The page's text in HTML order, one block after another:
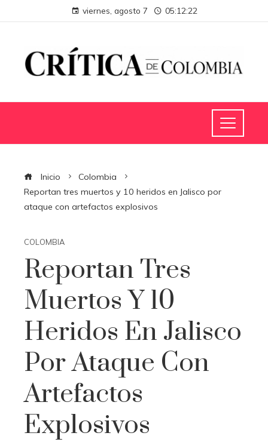
viernes, agosto 7 05:12:23
Inicio
Colombia
Reportan tres muertos y 10 heridos en Jalisco por
ataque con artefactos explosivos
COLOMBIA
Reportan Tres
Muertos Y 10
Heridos En Jalisco
Por Ataque Con
Artefactos
Explosivos